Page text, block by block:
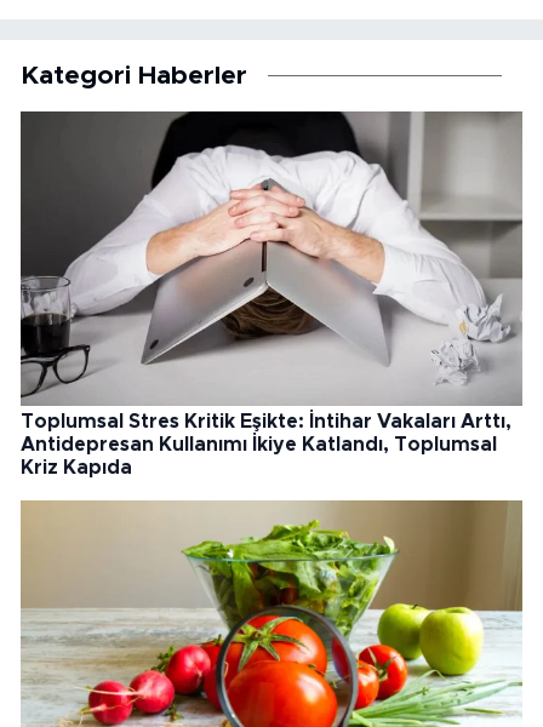
Kategori Haberler
Toplumsal Stres Kritik Eşikte: İntihar Vakaları Arttı,
Antidepresan Kullanımı İkiye Katlandı, Toplumsal
Kriz Kapıda